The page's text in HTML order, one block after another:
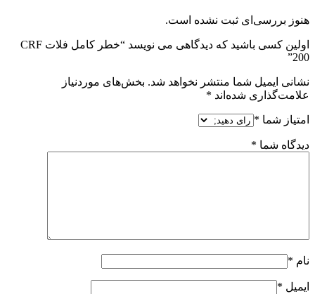
هنوز بررسی‌ای ثبت نشده است.
اولین کسی باشید که دیدگاهی می نویسد “خطر کامل فلات CRF
200”
نشانی ایمیل شما منتشر نخواهد شد. بخش‌های موردنیاز
علامت‌گذاری شده‌اند *
امتیاز شما *
دیدگاه شما *
نام *
ایمیل *